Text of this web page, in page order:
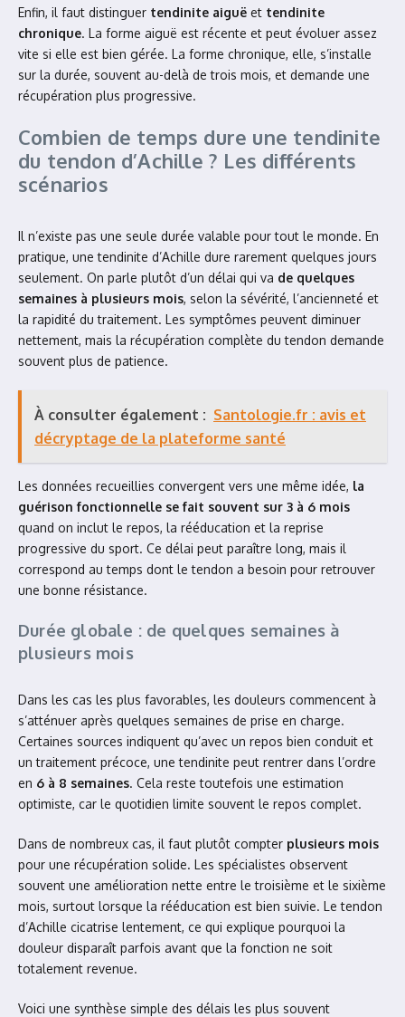
Enfin, il faut distinguer tendinite aiguë et tendinite
chronique. La forme aiguë est récente et peut évoluer assez
vite si elle est bien gérée. La forme chronique, elle, s’installe
sur la durée, souvent au-delà de trois mois, et demande une
récupération plus progressive.
Combien de temps dure une tendinite
du tendon d’Achille ? Les différents
scénarios
Il n’existe pas une seule durée valable pour tout le monde. En
pratique, une tendinite d’Achille dure rarement quelques jours
seulement. On parle plutôt d’un délai qui va de quelques
semaines à plusieurs mois, selon la sévérité, l’ancienneté et
la rapidité du traitement. Les symptômes peuvent diminuer
nettement, mais la récupération complète du tendon demande
souvent plus de patience.
À consulter également : Santologie.fr : avis et
décryptage de la plateforme santé
Les données recueillies convergent vers une même idée, la
guérison fonctionnelle se fait souvent sur 3 à 6 mois
quand on inclut le repos, la rééducation et la reprise
progressive du sport. Ce délai peut paraître long, mais il
correspond au temps dont le tendon a besoin pour retrouver
une bonne résistance.
Durée globale : de quelques semaines à
plusieurs mois
Dans les cas les plus favorables, les douleurs commencent à
s’atténuer après quelques semaines de prise en charge.
Certaines sources indiquent qu’avec un repos bien conduit et
un traitement précoce, une tendinite peut rentrer dans l’ordre
en 6 à 8 semaines. Cela reste toutefois une estimation
optimiste, car le quotidien limite souvent le repos complet.
Dans de nombreux cas, il faut plutôt compter plusieurs mois
pour une récupération solide. Les spécialistes observent
souvent une amélioration nette entre le troisième et le sixième
mois, surtout lorsque la rééducation est bien suivie. Le tendon
d’Achille cicatrise lentement, ce qui explique pourquoi la
douleur disparaît parfois avant que la fonction ne soit
totalement revenue.
Voici une synthèse simple des délais les plus souvent